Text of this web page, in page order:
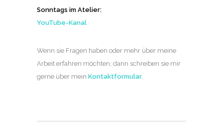
Sonntags im Atelier:
YouTube-Kanal
Wenn sie Fragen haben oder mehr über meine
Arbeit erfahren möchten, dann schreiben sie mir
gerne über mein Kontaktformular.